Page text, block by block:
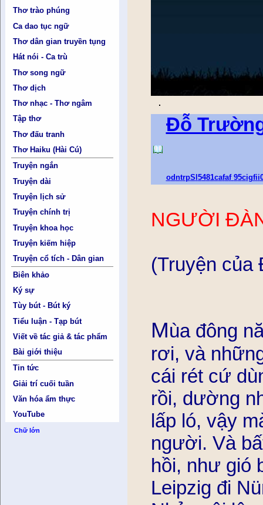
Thơ trào phúng
Ca dao tục ngữ
Thơ dân gian truyền tụng
Hát nói - Ca trù
Thơ song ngữ
Thơ dịch
Thơ nhạc - Thơ ngâm
Tập thơ
Thơ đấu tranh
Thơ Haiku (Hài Cú)
Truyện ngắn
Truyện dài
Truyện lịch sử
Truyện chính trị
Truyện khoa học
Truyện kiếm hiệp
Truyện cổ tích - Dân gian
Biên khảo
Ký sự
Tùy bút - Bút ký
Tiểu luận - Tạp bút
Viết về tác giả & tác phẩm
Bài giới thiệu
Tin tức
Giải trí cuối tuần
Văn hóa ẩm thực
YouTube
Chữ lớn
Đỗ
od ntrpS 5481cafaf 95cigfii
NGƯỜI
(Truyện
Mùa đông
rơi, và
cái rét cứ
rồi, dường
lấp ló, vậy
người. Và
hồi, như gió
Leipzig đi